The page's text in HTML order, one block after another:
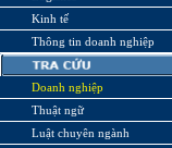
Kinh tế
Thông tin doanh nghiệp
Doanh nghiệp
Thuật ngữ
Luật chuyên ngành